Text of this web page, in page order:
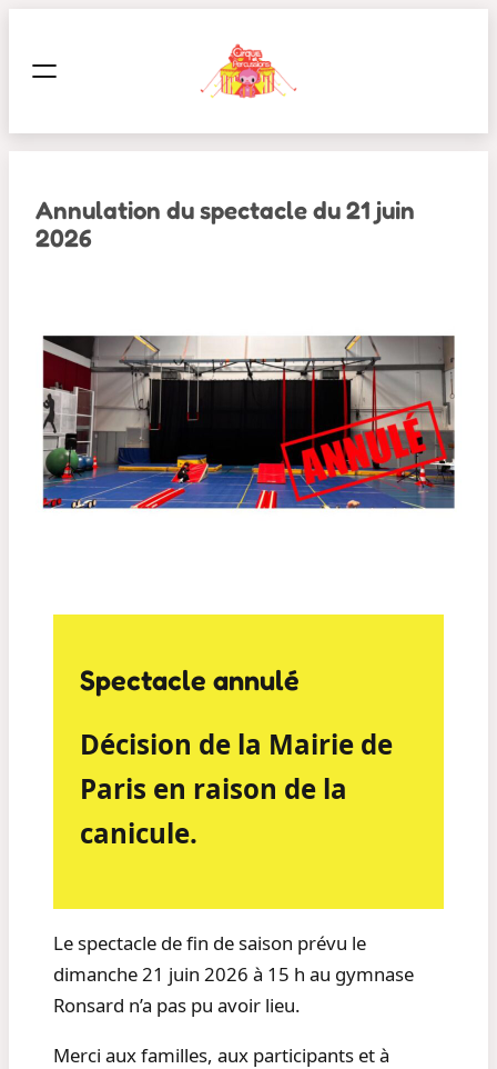
contenu
Annulation du spectacle du 21 juin
2026
Spectacle annulé
Décision de la Mairie de
Paris en raison de la
canicule.
Le spectacle de fin de saison prévu le
dimanche 21 juin 2026 à 15 h au gymnase
Ronsard n’a pas pu avoir lieu.
Merci aux familles, aux participants et à